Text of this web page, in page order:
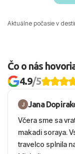
Aktuálne počasie v
Čo o nás
4.9/5
Jana
Včera sme sa
makadi soraya.
travelco splnila